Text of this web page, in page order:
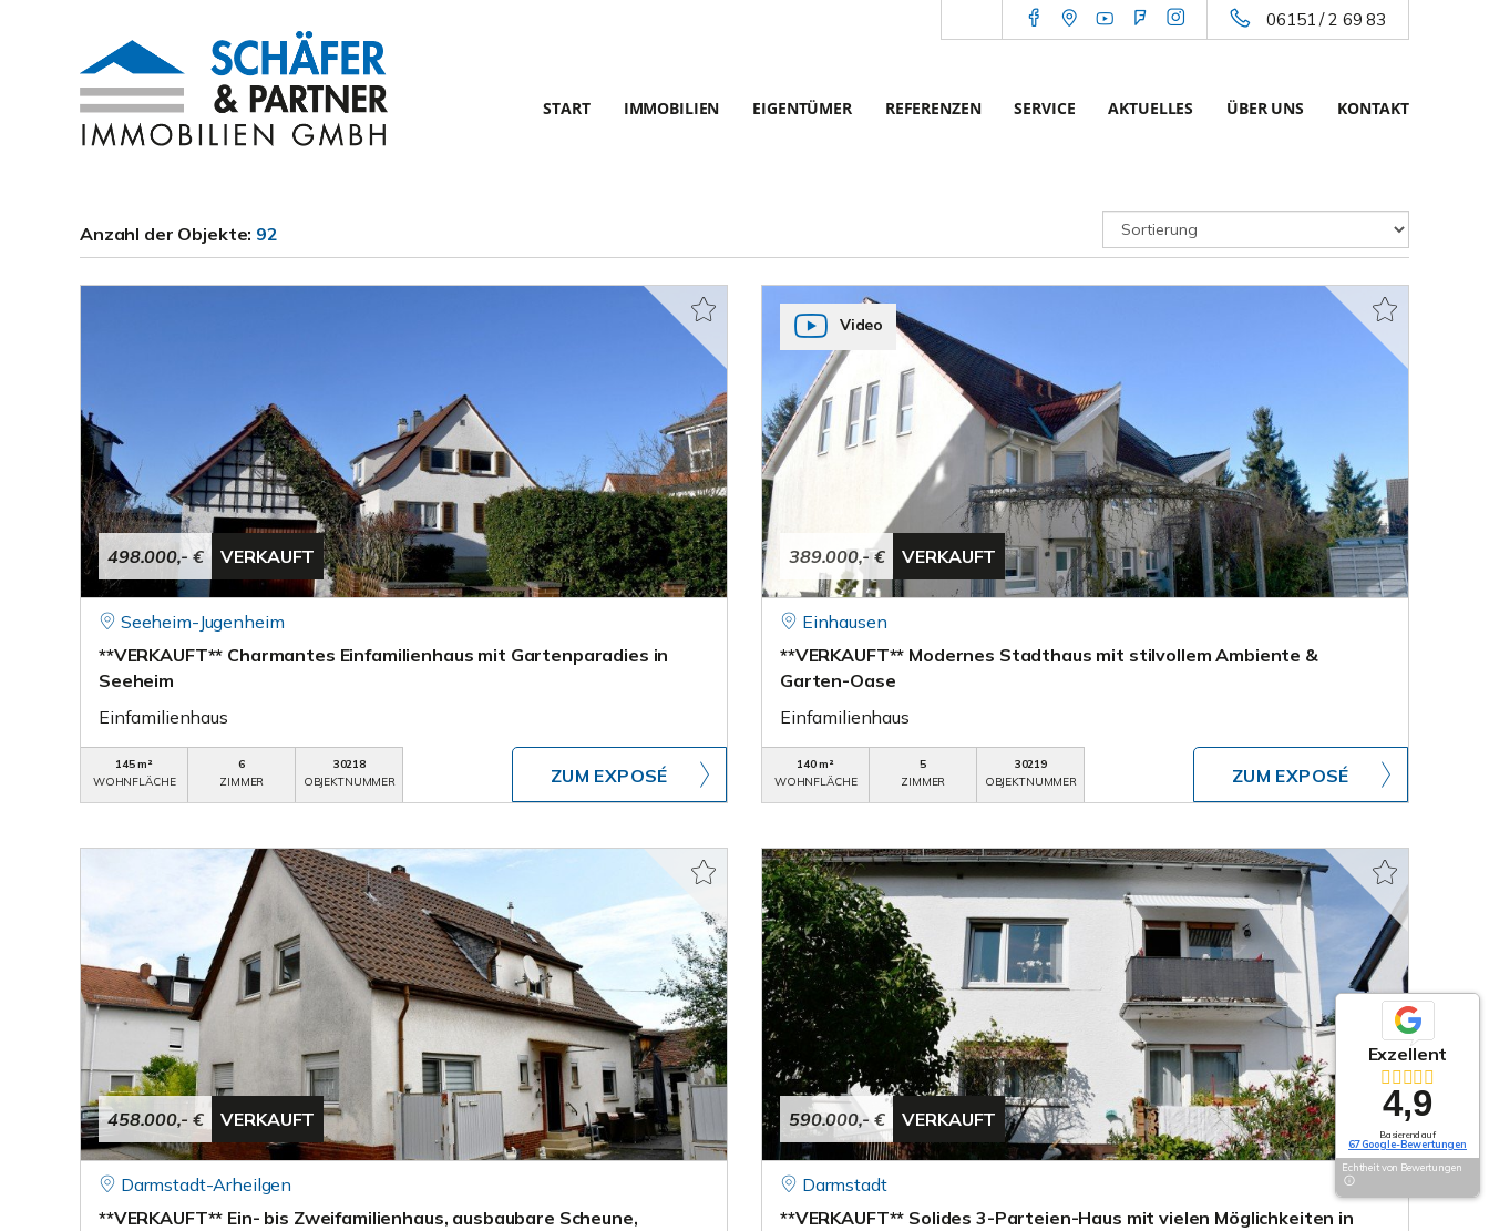
06151 / 2 69 83
START IMMOBILIEN EIGENTÜMER REFERENZEN SERVICE AKTUELLES ÜBER UNS KONTAKT
Anzahl der Objekte: 92
498.000,- € VERKAUFT
Seeheim-Jugenheim
**VERKAUFT** Charmantes Einfamilienhaus mit Gartenparadies in
Seeheim
Einfamilienhaus
145 m²
WOHNFLÄCHE
6
ZIMMER
30218
OBJEKTNUMMER
ZUM EXPOSÉ
389.000,- € VERKAUFT
Video
Einhausen
**VERKAUFT** Modernes Stadthaus mit stilvollem Ambiente &
Garten-Oase
Einfamilienhaus
140 m²
WOHNFLÄCHE
5
ZIMMER
30219
OBJEKTNUMMER
ZUM EXPOSÉ
458.000,- € VERKAUFT
Darmstadt-Arheilgen
**VERKAUFT** Ein- bis Zweifamilienhaus, ausbaubare Scheune,
590.000,- € VERKAUFT
Darmstadt
**VERKAUFT** Solides 3-Parteien-Haus mit vielen Möglichkeiten in
Exzellent
4,9
Basierend auf
67 Google-Bewertungen
Echtheit von Bewertungen